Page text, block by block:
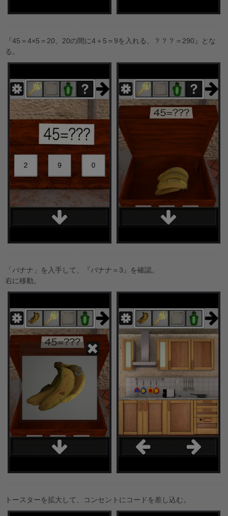
『45＝4×5＝20、20の間に4＋5＝9を入れる、？？？＝290』とな
る。
「バナナ」を入手して、『バナナ＝3』を確認。
右に移動。
トースターを拡大して、コンセントにコードを差し込む。